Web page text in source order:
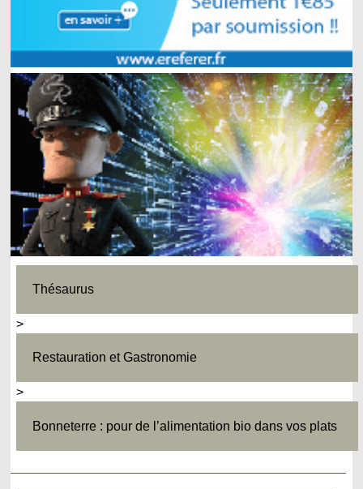
Thésaurus
>
Restauration et Gastronomie
>
Bonneterre : pour de l’alimentation bio dans vos plats